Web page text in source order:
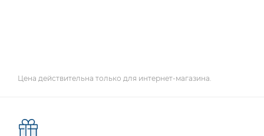
Цена действительна только для интернет-магазина.